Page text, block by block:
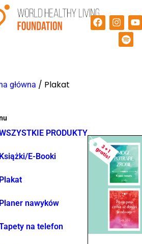
główna / Plakat
PRODUKTY
Książki/E-Booki
Plakat
Planer nawyków
na telefon